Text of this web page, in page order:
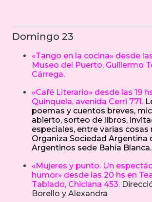
Domingo 23
«Tango en la cocina» desde
Museo del Puerto, Guillermo
Cárrega.
«Café Literario» desde las 19
Quinquela, avenida Cerri 771.
poemas y cuentos breves,
abierto, sorteo de libros,
especiales, entre varias cosas
Organiza Sociedad Argentina
Argentinos sede Bahía Blanca.
«Mujeres y punto. Un
humor» desde las 20 hs en
Tablado, Chiclana 453.
Borello y Alexandra